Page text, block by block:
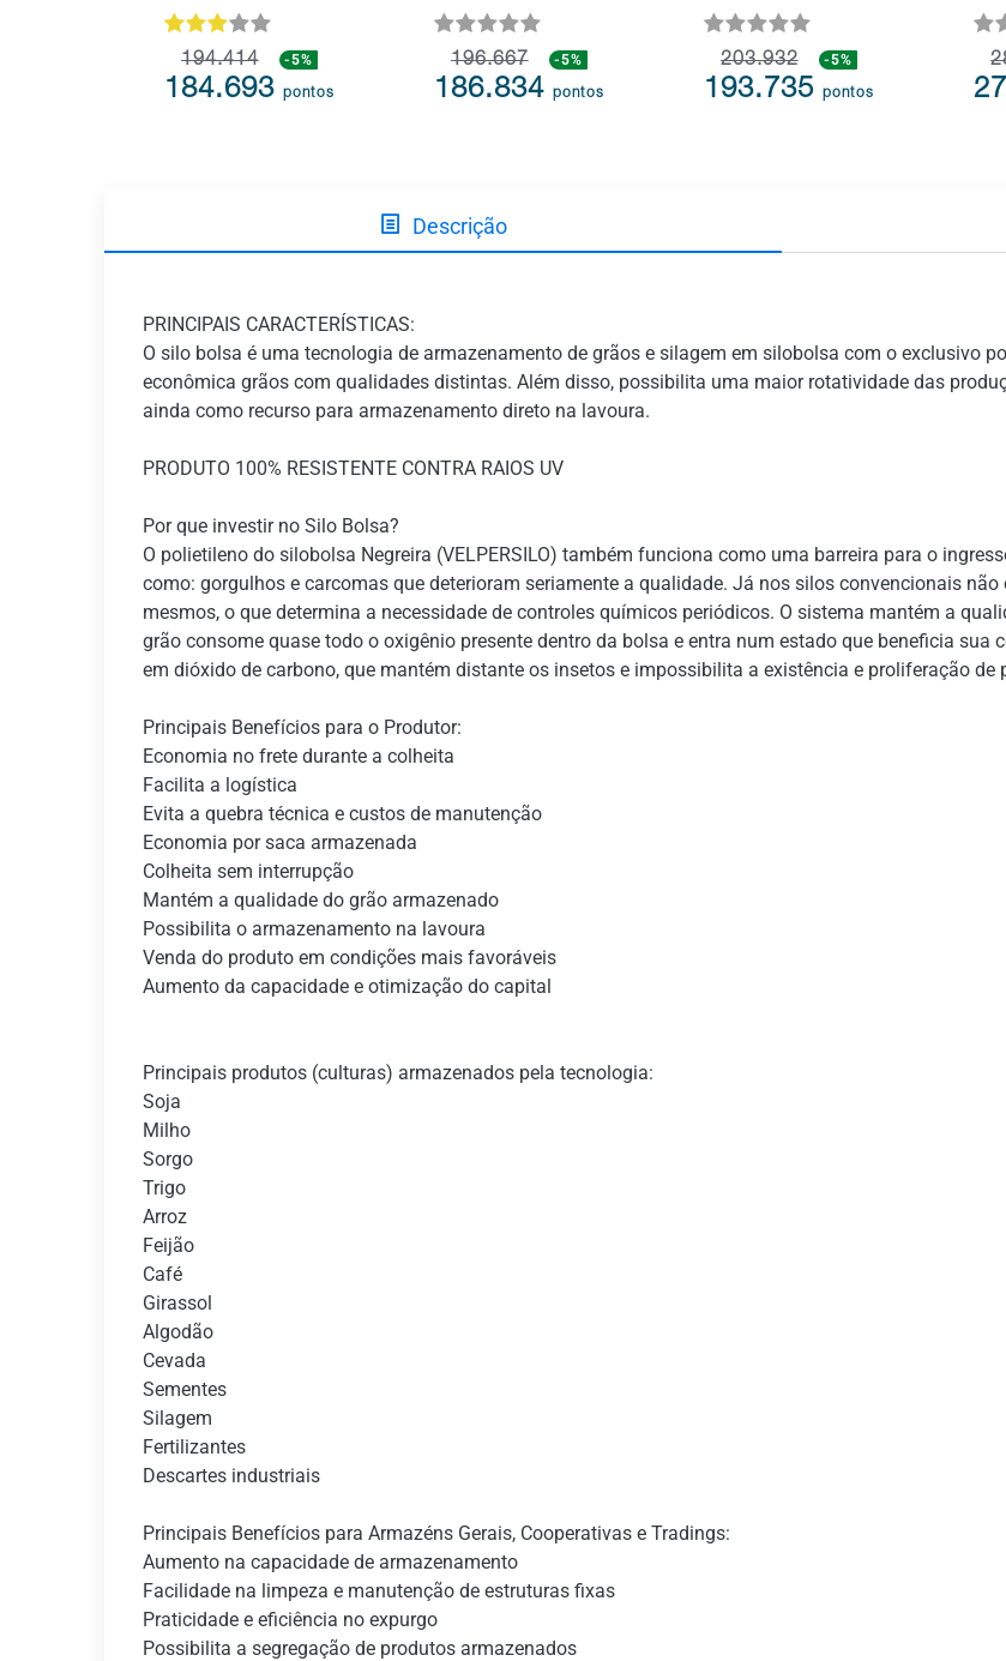
194.414 -5%
184.693pontos
196.667 -5%
186.834pontos
203.932 -5%
193.735pontos
Descrição
PRINCIPAIS CARACTERÍSTICAS:
O silo bolsa é uma tecnologia de armazenamento de grãos e silagem em silobolsa com o exclusivo
econômica grãos com qualidades distintas. Além disso, possibilita uma maior rotatividade das
ainda como recurso para armazenamento direto na lavoura.
PRODUTO 100% RESISTENTE CONTRA RAIOS UV
Por que investir no Silo Bolsa?
O polietileno do silobolsa Negreira (VELPERSILO) também funciona como uma barreira para o
como: gorgulhos e carcomas que deterioram seriamente a qualidade. Já nos silos convencionais
mesmos, o que determina a necessidade de controles químicos periódicos. O sistema mantém a
grão consome quase todo o oxigênio presente dentro da bolsa e entra num estado que beneficia sua
em dióxido de carbono, que mantém distante os insetos e impossibilita a existência e proliferação de
Principais Benefícios para o Produtor:
Economia no frete durante a colheita
Facilita a logística
Evita a quebra técnica e custos de manutenção
Economia por saca armazenada
Colheita sem interrupção
Mantém a qualidade do grão armazenado
Possibilita o armazenamento na lavoura
Venda do produto em condições mais favoráveis
Aumento da capacidade e otimização do capital
Principais produtos (culturas) armazenados pela tecnologia:
Soja
Milho
Sorgo
Trigo
Arroz
Feijão
Café
Girassol
Algodão
Cevada
Sementes
Silagem
Fertilizantes
Descartes industriais
Principais Benefícios para Armazéns Gerais, Cooperativas e Tradings:
Aumento na capacidade de armazenamento
Facilidade na limpeza e manutenção de estruturas fixas
Praticidade e eficiência no expurgo
Possibilita a segregação de produtos armazenados